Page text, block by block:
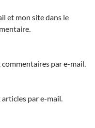
et mon site dans le
par e-mail.
par e-mail.